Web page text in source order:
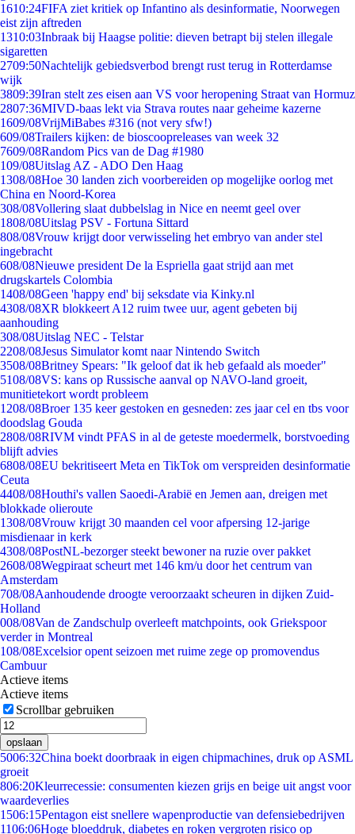
1610:24FIFA ziet kritiek op Infantino als desinformatie, Noorwegen
eist zijn aftreden
1310:03Inbraak bij Haagse politie: dieven betrapt bij stelen illegale
sigaretten
2709:50Nachtelijk gebiedsverbod brengt rust terug in Rotterdamse
wijk
3809:39Iran stelt zes eisen aan VS voor heropening Straat van Hormuz
2807:36MIVD-baas lekt via Strava routes naar geheime kazerne
1609/08VrijMiBabes #316 (not very sfw!)
609/08Trailers kijken: de bioscoopreleases van week 32
7609/08Random Pics van de Dag #1980
109/08Uitslag AZ - ADO Den Haag
1308/08Hoe 30 landen zich voorbereiden op mogelijke oorlog met
China en Noord-Korea
308/08Vollering slaat dubbelslag in Nice en neemt geel over
1808/08Uitslag PSV - Fortuna Sittard
808/08Vrouw krijgt door verwisseling het embryo van ander stel
ingebracht
608/08Nieuwe president De la Espriella gaat strijd aan met
drugskartels Colombia
1408/08Geen 'happy end' bij seksdate via Kinky.nl
4308/08XR blokkeert A12 ruim twee uur, agent gebeten bij
aanhouding
308/08Uitslag NEC - Telstar
2208/08Jesus Simulator komt naar Nintendo Switch
3508/08Britney Spears: "Ik geloof dat ik heb gefaald als moeder"
5108/08VS: kans op Russische aanval op NAVO-land groeit,
munitietekort wordt probleem
1208/08Broer 135 keer gestoken en gesneden: zes jaar cel en tbs voor
doodslag Gouda
2808/08RIVM vindt PFAS in al de geteste moedermelk, borstvoeding
blijft advies
6808/08EU bekritiseert Meta en TikTok om verspreiden desinformatie
Ceuta
4408/08Houthi's vallen Saoedi-Arabië en Jemen aan, dreigen met
blokkade olieroute
1308/08Vrouw krijgt 30 maanden cel voor afpersing 12-jarige
misdienaar in kerk
4308/08PostNL-bezorger steekt bewoner na ruzie over pakket
2608/08Wegpiraat scheurt met 146 km/u door het centrum van
Amsterdam
708/08Aanhoudende droogte veroorzaakt scheuren in dijken Zuid-
Holland
008/08Van de Zandschulp overleeft matchpoints, ook Griekspoor
verder in Montreal
108/08Excelsior opent seizoen met ruime zege op promovendus
Cambuur
Actieve items
Actieve items
Scrollbar gebruiken
opslaan
5006:32China boekt doorbraak in eigen chipmachines, druk op ASML
groeit
806:20Kleurrecessie: consumenten kiezen grijs en beige uit angst voor
waardeverlies
1506:15Pentagon eist snellere wapenproductie van defensiebedrijven
1106:06Hoge bloeddruk, diabetes en roken vergroten risico op